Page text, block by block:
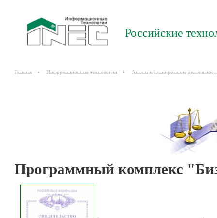
Российские
Главная Информационные технологии Анализ и планирование
Программный комплекс